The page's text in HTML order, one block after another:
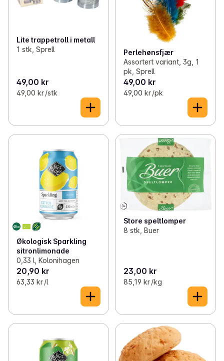
Lite trappetroll i metall
1 stk, Sprell
49,00 kr
49,00 kr /stk
Perlehønsfjær
Assortert variant, 3g, 1
pk, Sprell
49,00 kr
49,00 kr /pk
Økologisk Sparkling
sitronlimonade
0,33 l, Kolonihagen
20,90 kr
63,33 kr /l
Store speltlomper
8 stk, Buer
23,00 kr
85,19 kr /kg